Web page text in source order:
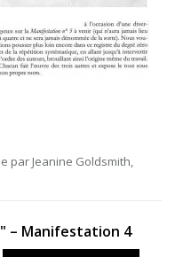
par Jeanine Goldsmith,
– Manifestation 4